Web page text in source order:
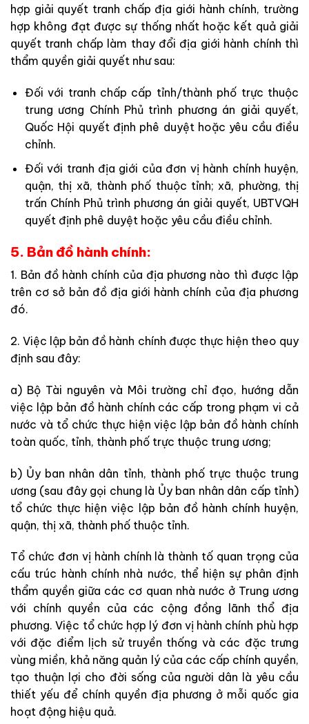
hợp giải quyết tranh chấp địa giới hành chính, trường
hợp không đạt được sự thống nhất hoặc kết quả giải
quyết tranh chấp làm thay đổi địa giới hành chính thì
thẩm quyền giải quyết như sau:
Đối với tranh chấp cấp tỉnh/thành phố trực thuộc
trung ương Chính Phủ trình phương án giải quyết,
Quốc Hội quyết định phê duyệt hoặc yêu cầu điều
chỉnh.
Đối với tranh địa giới của đơn vị hành chính huyện,
quận, thị xã, thành phố thuộc tỉnh; xã, phường, thị
trấn Chính Phủ trình phương án giải quyết, UBTVQH
quyết định phê duyệt hoặc yêu cầu điều chỉnh.
5. Bản đồ hành chính:
1. Bản đồ hành chính của địa phương nào thì được lập
trên cơ sở bản đồ địa giới hành chính của địa phương
đó.
2. Việc lập bản đồ hành chính được thực hiện theo quy
định sau đây:
a) Bộ Tài nguyên và Môi trường chỉ đạo, hướng dẫn
việc lập bản đồ hành chính các cấp trong phạm vi cả
nước và tổ chức thực hiện việc lập bản đồ hành chính
toàn quốc, tỉnh, thành phố trực thuộc trung ương;
b) Ủy ban nhân dân tỉnh, thành phố trực thuộc trung
ương (sau đây gọi chung là Ủy ban nhân dân cấp tỉnh)
tổ chức thực hiện việc lập bản đồ hành chính huyện,
quận, thị xã, thành phố thuộc tỉnh.
Tổ chức đơn vị hành chính là thành tố quan trọng của
cấu trúc hành chính nhà nước, thể hiện sự phân định
thẩm quyền giữa các cơ quan nhà nước ở Trung ương
với chính quyền của các cộng đồng lãnh thổ địa
phương. Việc tổ chức hợp lý đơn vị hành chính phù hợp
với đặc điểm lịch sử truyền thống và các đặc trưng
vùng miền, khả năng quản lý của các cấp chính quyền,
tạo thuận lợi cho đời sống của người dân là yêu cầu
thiết yếu để chính quyền địa phương ở mỗi quốc gia
hoạt động hiệu quả.